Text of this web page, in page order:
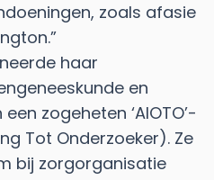
zoals afasie
haar
en
zogeheten ‘AIOTO’-
Tot Onderzoeker). Ze
bij zorgorganisatie